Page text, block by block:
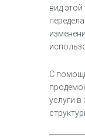
вид
С
услуги в